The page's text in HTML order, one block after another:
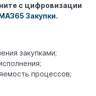
с цифровизации
Закупки.
закупками;
процессов;